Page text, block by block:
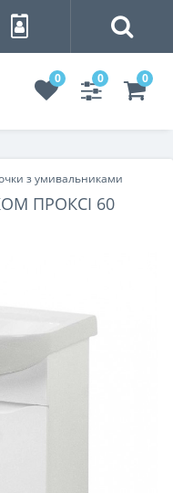
0 0 0
з умивальниками
ПРОКСІ 60